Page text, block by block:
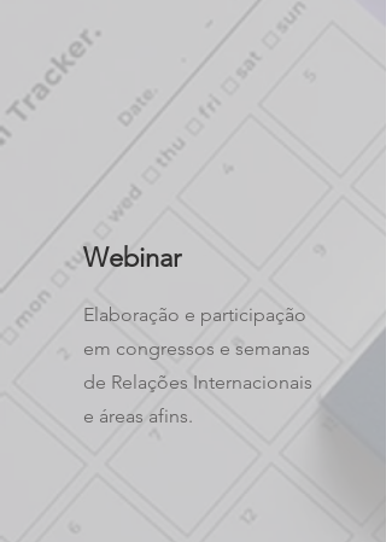
Webinar
Elaboração e participação
em congressos e semanas
de Relações Internacionais
e áreas afins.